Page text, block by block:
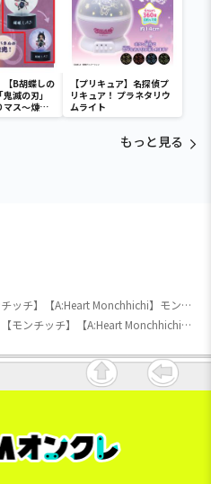
【B胡蝶しの
滅の刃」
マス～煉獄
しのぶ～
【プリキュア】名探偵プ
リキュア！ プラネタリウ
ムライト
もっと見る
【モンチッチ】【A:Heart Monchhichi】モンチッチ ブランケット
【モンチッチ】【A:Heart Monchhichi】モンチッチ ブランケット